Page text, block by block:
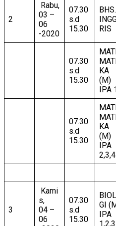
2
Rabu,
03 –
06
-2020
07.30
s.d
15.30
BHS.
RIS
07.30
s.d
15.30
MATI
KA
(M)
IPA 1
07.30
s.d
15.30
MATI
KA
(M)
IPA
2,3,4
3
Kami
s,
04 –
06
07.30
s.d
15.30
GI
IPA
1,2,3